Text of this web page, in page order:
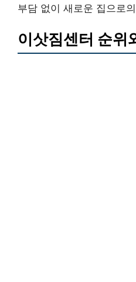
부담 없이 새로운 집으로
이삿짐센터 순위